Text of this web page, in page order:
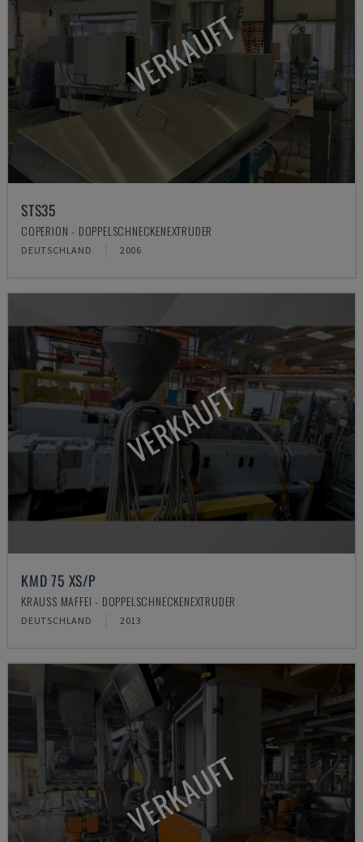
VERKAUFT
STS35
COPERION - DOPPELSCHNECKENEXTRUDER
DEUTSCHLAND 2006
VERKAUFT
KMD 75 XS/P
KRAUSS MAFFEI - DOPPELSCHNECKENEXTRUDER
DEUTSCHLAND 2013
VERKAUFT